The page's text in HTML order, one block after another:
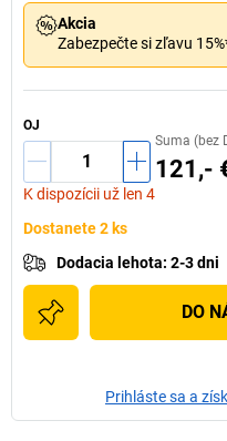
Akcia
Zabezpečte si zľavu
OJ
K dispozícii už len 4
Suma (bez
121,-
Dostanete 2 ks
Dodacia lehota: 2-3 dni
DO
Prihláste sa a